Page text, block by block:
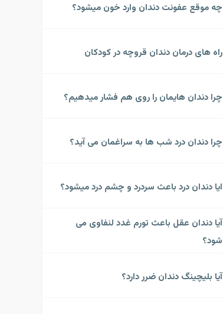
چه موقع عفونت دندان وارد خون میشود؟
راه های درمان دندان قروچه در کودکان
چرا دندان هایمان را روی هم فشار میدهیم؟
چرا دندان درد شب ها به سراغمان می آید؟
ایا دندان درد باعث سردرد و چشم درد میشود؟
آیا دندان عقل باعث تورم غدد لنفاوی می
شود؟
آیا بلیچینگ دندان ضرر دارد؟